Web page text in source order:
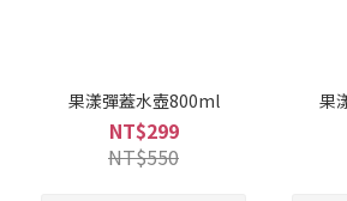
果漾彈蓋水壺800ml
NT$299
NT$550
果